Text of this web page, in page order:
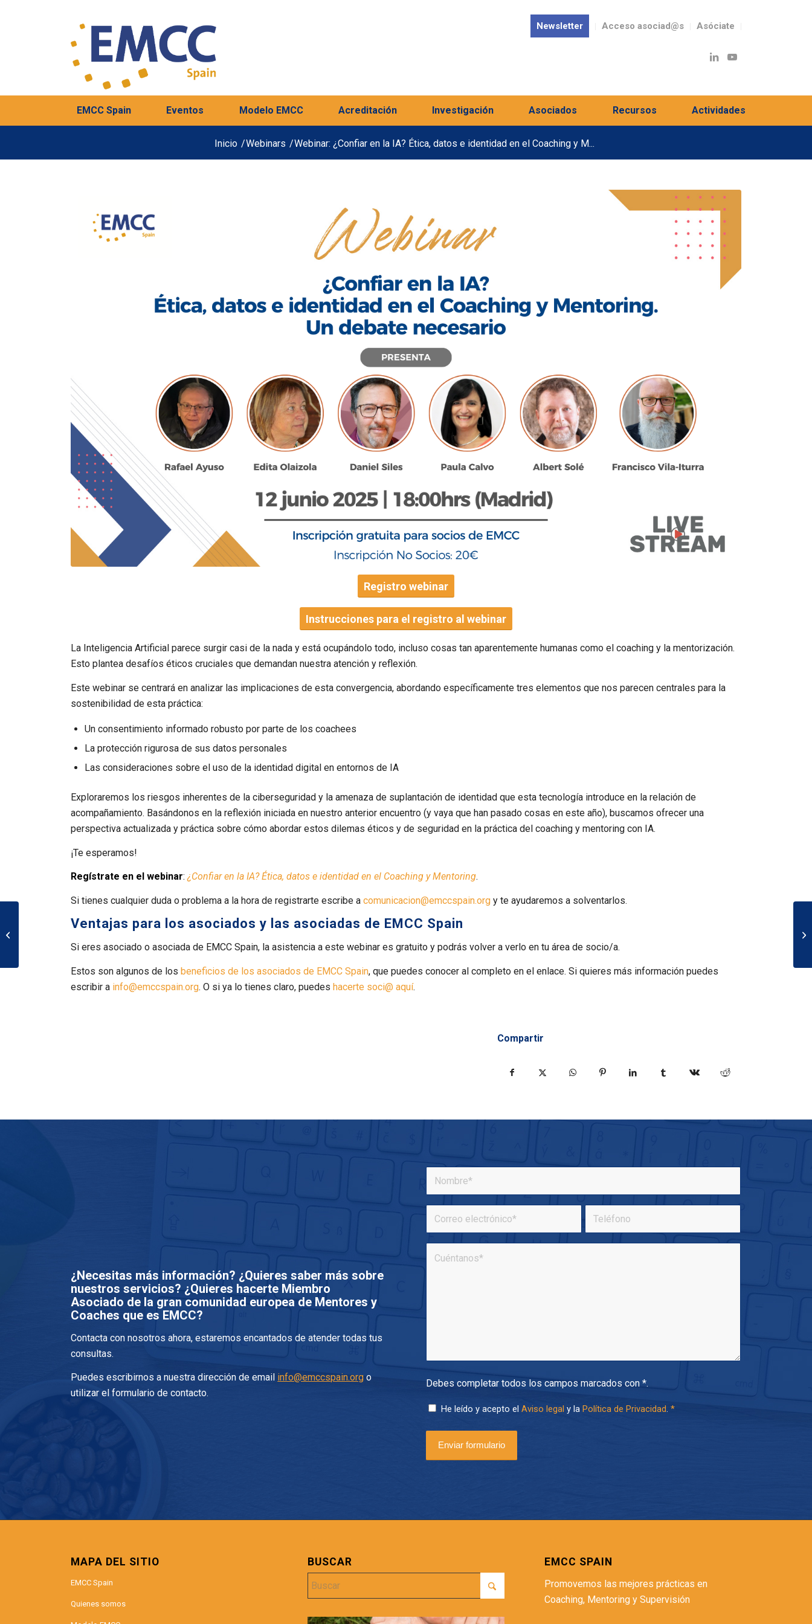
Newsletter Acceso asociad@s Asóciate
EMCC Spain Eventos Modelo EMCC Acreditación Investigación Asociados Recursos Actividades
Inicio /Webinars /Webinar: ¿Confiar en la IA? Ética, datos e identidad en el Coaching y M...
Registro webinar
Instrucciones para el registro al webinar
La Inteligencia Artificial parece surgir casi de la nada y está ocupándolo todo, incluso cosas tan aparentemente humanas como el coaching y la mentorización.
Esto plantea desafíos éticos cruciales que demandan nuestra atención y reflexión.
Este webinar se centrará en analizar las implicaciones de esta convergencia, abordando específicamente tres elementos que nos parecen centrales para la
sostenibilidad de esta práctica:
Un consentimiento informado robusto por parte de los coachees
La protección rigurosa de sus datos personales
Las consideraciones sobre el uso de la identidad digital en entornos de IA
Exploraremos los riesgos inherentes de la ciberseguridad y la amenaza de suplantación de identidad que esta tecnología introduce en la relación de
acompañamiento. Basándonos en la reflexión iniciada en nuestro anterior encuentro (y vaya que han pasado cosas en este año), buscamos ofrecer una
perspectiva actualizada y práctica sobre cómo abordar estos dilemas éticos y de seguridad en la práctica del coaching y mentoring con IA.
¡Te esperamos!
Regístrate en el webinar:¿Confiar en la IA? Ética, datos e identidad en el Coaching y Mentoring.
Si tienes cualquier duda o problema a la hora de registrarte escribe acomunicacion@emccspain.org y te ayudaremos a solventarlos.
Ventajas para los asociados y las asociadas de EMCC Spain
Si eres asociado o asociada de EMCC Spain, la asistencia a este webinar es gratuito y podrás volver a verlo en tu área de socio/a.
Estos son algunos de losbeneficios de los asociados de EMCC Spain, que puedes conocer al completo en el enlace. Si quieres más información puedes
escribir a info@emccspain.org. O si ya lo tienes claro, puedeshacerte soci@ aquí.
Compartir
¿Necesitas más información? ¿Quieres saber más sobre
nuestros servicios? ¿Quieres hacerte Miembro
Asociado de la gran comunidad europea de Mentores y
Coaches que es EMCC?
Contacta con nosotros ahora, estaremos encantados de atender todas tus
consultas.
Puedes escribirnos a nuestra dirección de email info@emccspain.org o
utilizar el formulario de contacto.
Debes completar todos los campos marcados con *.
He leído y acepto elAviso legal y laPolítica de Privacidad.*
MAPA DEL SITIO
EMCC Spain
Quienes somos
BUSCAR EMCC SPAIN
Promovemos las mejores prácticas en
Coaching, Mentoring y Supervisión